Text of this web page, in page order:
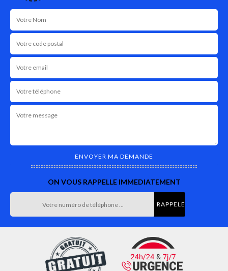
ON VOUS RAPPELLE IMMEDIATEMENT